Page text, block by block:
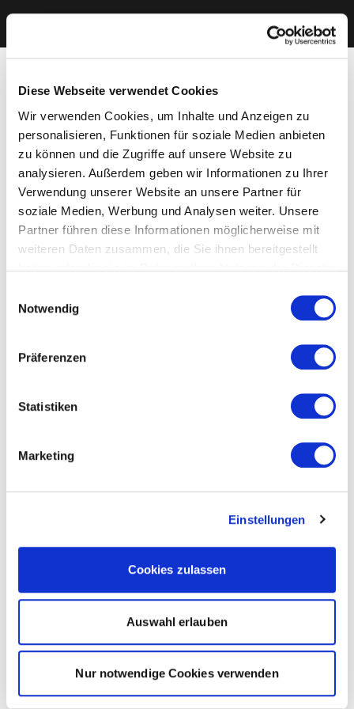
Diese Webseite verwendet Cookies
Wir verwenden Cookies, um Inhalte und Anzeigen zu
personalisieren, Funktionen für soziale Medien anbieten
zu können und die Zugriffe auf unsere Website zu
analysieren. Außerdem geben wir Informationen zu Ihrer
Verwendung unserer Website an unsere Partner für
soziale Medien, Werbung und Analysen weiter. Unsere
Partner führen diese Informationen möglicherweise mit
weiteren Daten zusammen, die Sie ihnen bereitgestellt
Cookies, wenn Sie unsere Webseite weiterhin nutzen.
Notwendig
Präferenzen
Statistiken
Marketing
Einstellungen
Cookies zulassen
Auswahl erlauben
Nur notwendige Cookies verwenden